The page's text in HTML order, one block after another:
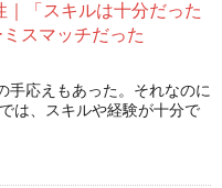
｜「スキルは十分だった
スマッチだった
手応えもあった。それなのに
は、スキルや経験が十分で